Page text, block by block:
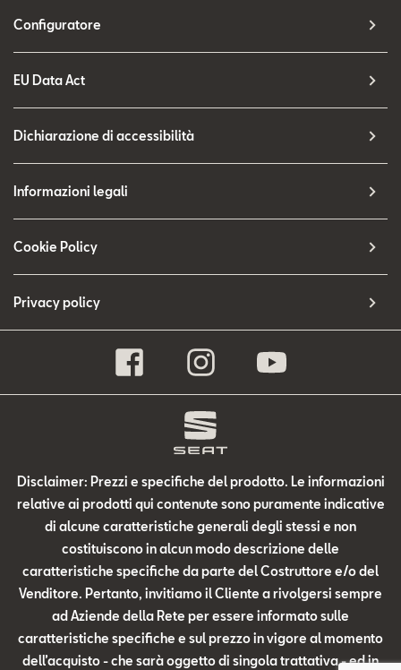
Configuratore
EU Data Act
Dichiarazione di accessibilità
Informazioni legali
Cookie Policy
Privacy policy
Disclaimer: Prezzi e specifiche del prodotto. Le informazioni
relative ai prodotti qui contenute sono puramente indicative
di alcune caratteristiche generali degli stessi e non
costituiscono in alcun modo descrizione delle
caratteristiche specifiche da parte del Costruttore e/o del
Venditore. Pertanto, invitiamo il Cliente a rivolgersi sempre
ad Aziende della Rete per essere informato sulle
caratteristiche specifiche e sul prezzo in vigore al momento
dell’acquisto - che sarà oggetto di singola trattativa - ed in